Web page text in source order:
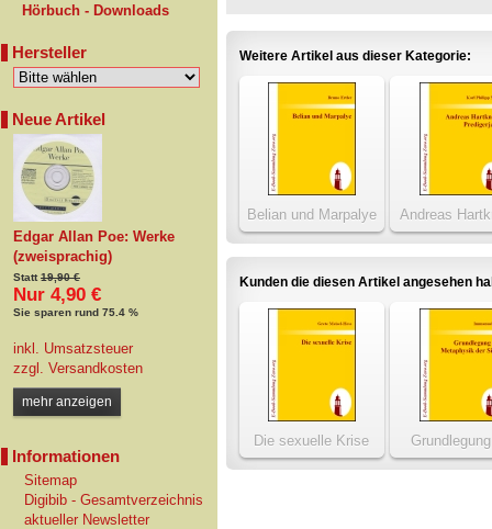
Hörbuch - Downloads
Hersteller
Neue Artikel
Edgar Allan Poe: Werke
(zweisprachig)
Statt19,90 €
Nur 4,90 €
Sie sparen rund 75.4 %
inkl. Umsatzsteuer
zzgl. Versandkosten
mehr anzeigen
Informationen
Sitemap
Digibib - Gesamtverzeichnis
aktueller Newsletter
Weitere Artikel aus dieser Kategorie:
Belian und Marpalye
Andreas
Kunden die diesen Artikel angesehen
Die sexuelle Krise
Metaphysik